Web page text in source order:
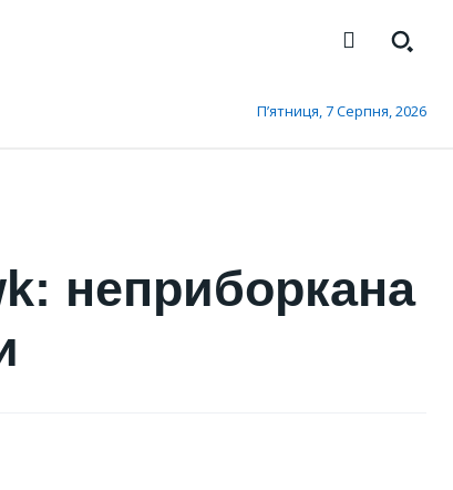
П’ятниця, 7 Серпня, 2026
неприборкана